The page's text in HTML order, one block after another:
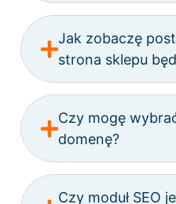
Jak zobaczę
strona sklepu
Czy mogę
domenę?
Czy moduł SEO